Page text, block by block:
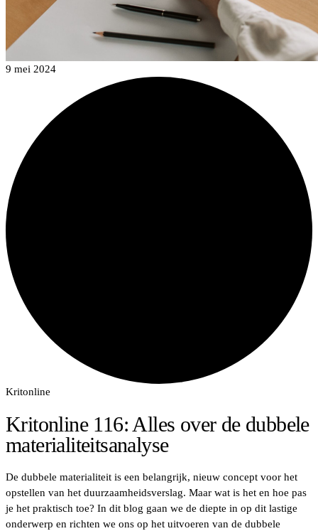
9 mei 2024
Kritonline
Kritonline 116: Alles over de dubbele
materialiteitsanalyse
De dubbele materialiteit is een belangrijk, nieuw concept voor het
opstellen van het duurzaamheidsverslag. Maar wat is het en hoe pas
je het praktisch toe? In dit blog gaan we de diepte in op dit lastige
onderwerp en richten we ons op het uitvoeren van de dubbele